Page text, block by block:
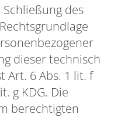
des
dieser technisch
Art. 6 Abs. 1 lit. f
g KDG. Die
berechtigten